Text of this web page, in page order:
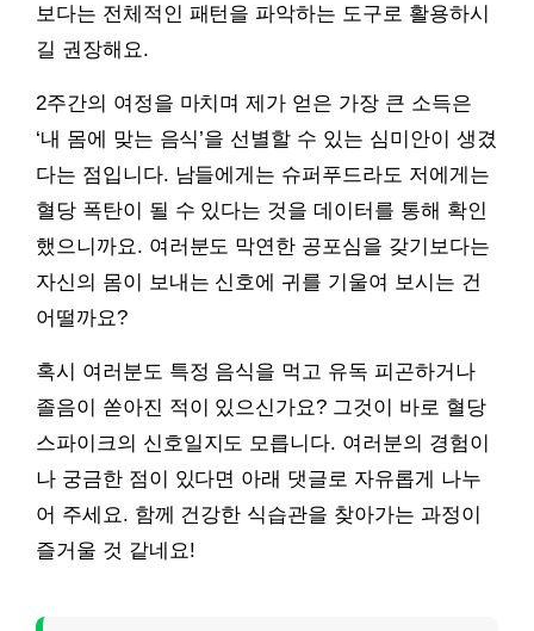
보다는 전체적인 패턴을 파악하는 도구로 활용하시
길 권장해요.
2주간의 여정을 마치며 제가 얻은 가장 큰 소득은
‘내 몸에 맞는 음식’을 선별할 수 있는 심미안이 생겼
다는 점입니다. 남들에게는 슈퍼푸드라도 저에게는
혈당 폭탄이 될 수 있다는 것을 데이터를 통해 확인
했으니까요. 여러분도 막연한 공포심을 갖기보다는
자신의 몸이 보내는 신호에 귀를 기울여 보시는 건
어떨까요?
혹시 여러분도 특정 음식을 먹고 유독 피곤하거나
졸음이 쏟아진 적이 있으신가요? 그것이 바로 혈당
스파이크의 신호일지도 모릅니다. 여러분의 경험이
나 궁금한 점이 있다면 아래 댓글로 자유롭게 나누
어 주세요. 함께 건강한 식습관을 찾아가는 과정이
즐거울 것 같네요!